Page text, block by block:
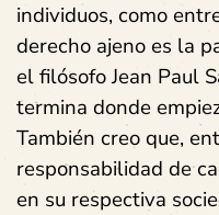
individuos, como
derecho ajeno es la
el filósofo Jean Paul
termina donde
También creo que,
responsabilidad de
en su respectiva